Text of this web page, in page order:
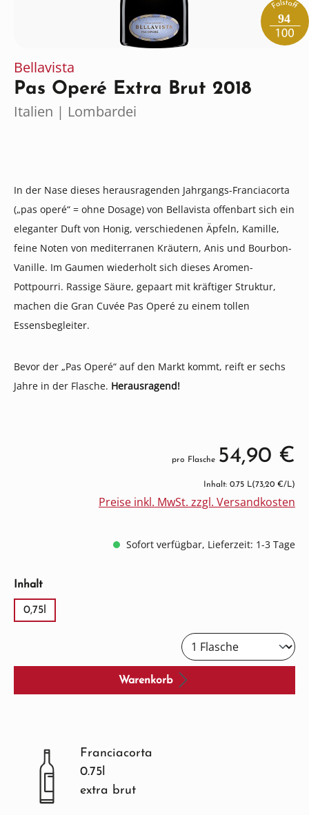
94
Bellavista
Pas Operé Extra Brut 2018
Italien | Lombardei
In der Nase dieses herausragenden Jahrgangs-Franciacorta
(„pas operé“ = ohne Dosage) von Bellavista offenbart sich ein
eleganter Duft von Honig, verschiedenen Äpfeln, Kamille,
feine Noten von mediterranen Kräutern, Anis und Bourbon-
Vanille. Im Gaumen wiederholt sich dieses Aromen-
Pottpourri. Rassige Säure, gepaart mit kräftiger Struktur,
machen die Gran Cuvée Pas Operé zu einem tollen
Essensbegleiter.
Bevor der „Pas Operé“ auf den Markt kommt, reift er sechs
Jahre in der Flasche. Herausragend!
pro Flasche 54,90 €
Inhalt: 0.75 L(73,20 €/L)
Preise inkl. MwSt. zzgl. Versandkosten
Sofort verfügbar, Lieferzeit: 1-3 Tage
Inhaltauswählen
0,75l
Warenkorb
Franciacorta
0.75l
extra brut